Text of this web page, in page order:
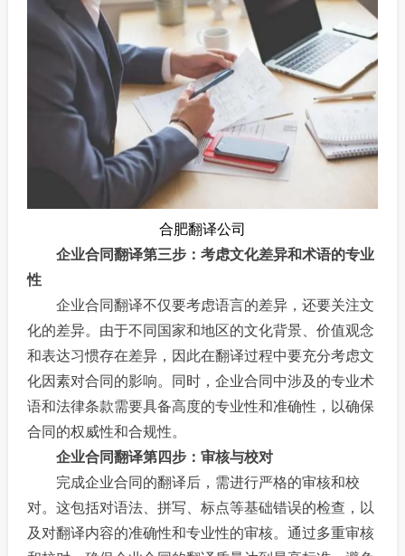
合肥翻译公司
企业合同翻译第三步：考虑文化差异和术语的专业
性
企业合同翻译不仅要考虑语言的差异，还要关注文
化的差异。由于不同国家和地区的文化背景、价值观念
和表达习惯存在差异，因此在翻译过程中要充分考虑文
化因素对合同的影响。同时，企业合同中涉及的专业术
语和法律条款需要具备高度的专业性和准确性，以确保
合同的权威性和合规性。
企业合同翻译第四步：审核与校对
完成企业合同的翻译后，需进行严格的审核和校
对。这包括对语法、拼写、标点等基础错误的检查，以
及对翻译内容的准确性和专业性的审核。通过多重审核